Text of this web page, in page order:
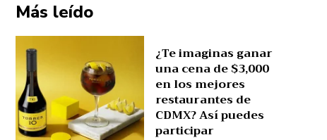
Más leído
¿Te imaginas ganar
una cena de $3,000
en los mejores
restaurantes de
CDMX? Así puedes
participar